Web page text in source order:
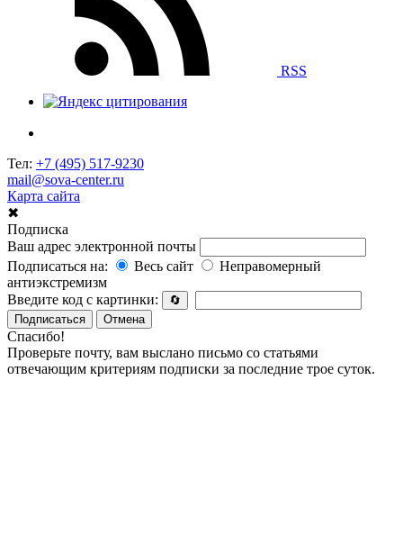
RSS
Тел: +7 (495) 517-9230
mail@sova-center.ru
Карта сайта
✖
Подписка
Ваш адрес электронной почты
Подписаться на:
Весь сайт
Неправомерный
антиэкстремизм
Введите код с картинки:
🔄
Подписаться
Отмена
Спасибо!
Проверьте почту, вам выслано письмо со статьями
отвечающим критериям подписки за последние трое суток.